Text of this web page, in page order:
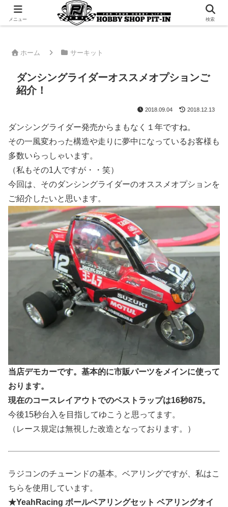
千葉県君津市でラジコンやプラモデルを販売。 ピットインのウェブサイトです
ホーム サーキット
ダンシングライダーオススメオプションご
紹介！
2018.09.04 2018.12.13
ダンシングライダー発売からまもなく１年ですね。
その一風変わった構造や走りに夢中になっているお客様も
多数いらっしゃいます。
（私もその1人ですが・・笑）
今回は、そのダンシングライダーのオススメオプションを
ご紹介したいと思います。
当店デモカーです。基本的に市販パーツをメインに使って
おります。
現在のコースレイアウトでのベストラップは16秒875。
今後15秒台入を目指してゆこうと思ってます。
（レース規定は無視した改造となっております。）
ラジコンのチューンドの基本。ベアリングですが、私はこ
ちらを使用しています。
★YeahRacing ボールベアリングセット ベアリングオイ
メニュー 検索